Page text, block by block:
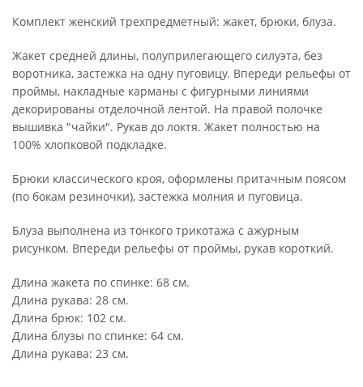
Комплект женский трехпредметный: жакет, брюки, блуза.
Жакет средней длины, полуприлегающего силуэта, без
воротника, застежка на одну пуговицу. Впереди рельефы от
проймы, накладные карманы с фигурными линиями
декорированы отделочной лентой. На правой полочке
вышивка "чайки". Рукав до локтя. Жакет полностью на
100% хлопковой подкладке.
Брюки классического кроя, оформлены притачным поясом
(по бокам резиночки), застежка молния и пуговица.
Блуза выполнена из тонкого трикотажа с ажурным
рисунком. Впереди рельефы от проймы, рукав короткий.
Длина жакета по спинке: 68 см.
Длина рукава: 28 см.
Длина брюк: 102 см.
Длина блузы по спинке: 64 см.
Длина рукава: 23 см.